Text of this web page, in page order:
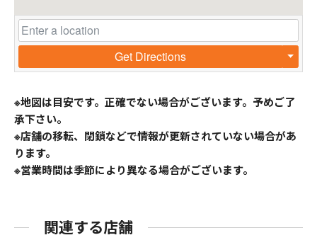
Get Directions
※地図は目安です。正確でない場合がございます。予めご了
承下さい。
※店舗の移転、閉鎖などで情報が更新されていない場合があ
ります。
※営業時間は季節により異なる場合がございます。
関連する店舗